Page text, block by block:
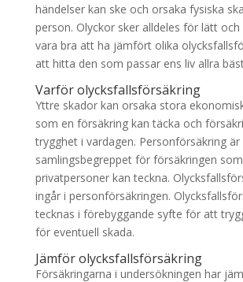
händelser kan ske och orsaka fysiska
person. Olyckor sker alldeles för lätt
vara bra att ha jämfört olika
att hitta den som passar ens liv allra
Varför olycksfallsförsäkring
Yttre skador kan orsaka stora
som en försäkring kan täcka och
trygghet i vardagen. Personförsäkring är
samlingsbegreppet för försäkringen som
privatpersoner kan teckna.
ingår i personförsäkringen.
tecknas i förebyggande syfte för att
för eventuell skada.
Jämför olycksfallsförsäkring
Försäkringarna i undersökningen har